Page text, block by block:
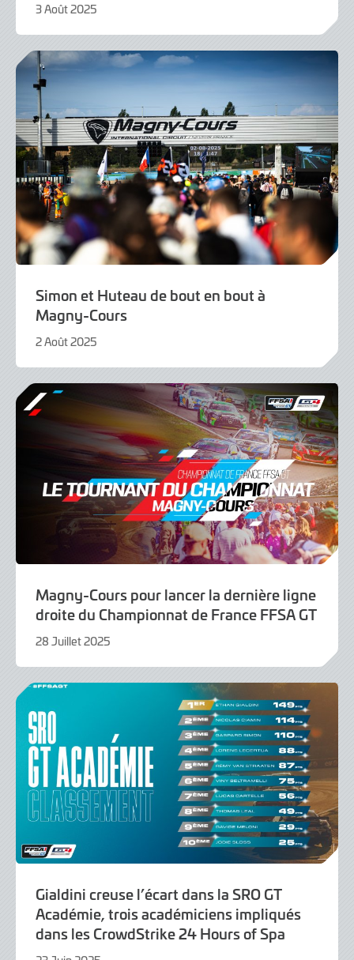
3 Août 2025
Août
Simon et Huteau de bout en bout à
Magny-Cours
2 Août 2025
Août
Magny-Cours pour lancer la dernière ligne
droite du Championnat de France FFSA GT
28 Juillet 2025
Juillet
Gialdini creuse l’écart dans la SRO GT
Académie, trois académiciens impliqués
dans les CrowdStrike 24 Hours of Spa